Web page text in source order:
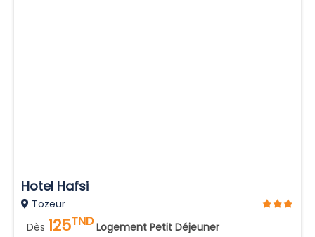
Hotel Hafsi
Tozeur
Dès 125TND Logement Petit Déjeuner